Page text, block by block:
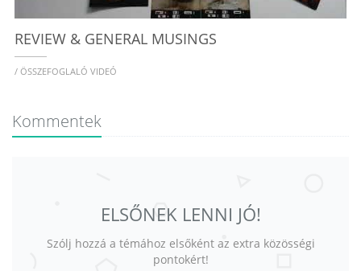
REVIEW & GENERAL MUSINGS
/ ÖSSZEFOGLALÓ VIDEÓ
Kommentek
ELSŐNEK LENNI JÓ!
Szólj hozzá a témához elsőként az extra közösségi
pontokért!